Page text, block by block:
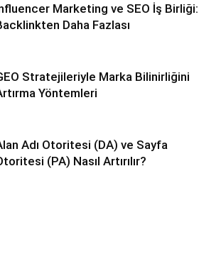
Marketing ve SEO İş Birliği:
Daha Fazlası
Stratejileriyle Marka Bilinirliğini
Yöntemleri
Adı Otoritesi (DA) ve Sayfa
(PA) Nasıl Artırılır?